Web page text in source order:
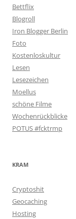
Bettflix
Blogroll
Iron Blogger Berlin
Foto
Kostenloskultur
Lesen
Lesezeichen
Moellus
schöne Filme
Wochenrückblicke
POTUS #fcktrmp
KRAM
Cryptoshit
Geocaching
Hosting